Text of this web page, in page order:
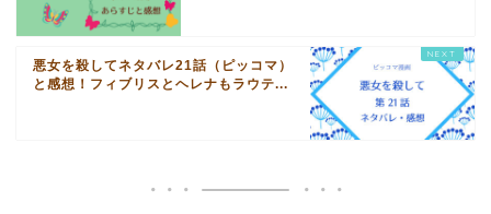
悪女を殺してネタバレ21話（ピッコマ）
と感想！フィブリスとヘレナもラウテ...